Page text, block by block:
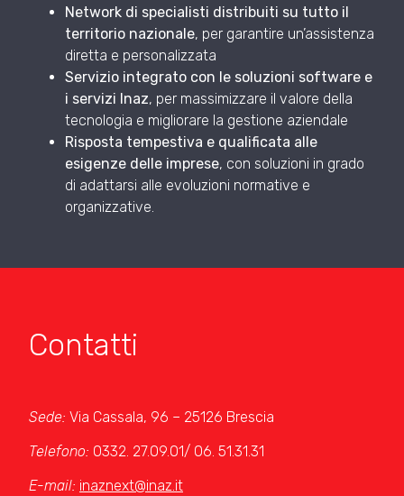
Network di specialisti distribuiti su tutto il
territorio nazionale, per garantire un’assistenza
diretta e personalizzata
Servizio integrato con le soluzioni software e
i servizi Inaz, per massimizzare il valore della
tecnologia e migliorare la gestione aziendale
Risposta tempestiva e qualificata alle
esigenze delle imprese, con soluzioni in grado
di adattarsi alle evoluzioni normative e
organizzative.
Contatti
Sede: Via Cassala, 96 – 25126 Brescia
Telefono: 0332. 27.09.01/ 06. 51.31.31
E-mail: inaznext@inaz.it